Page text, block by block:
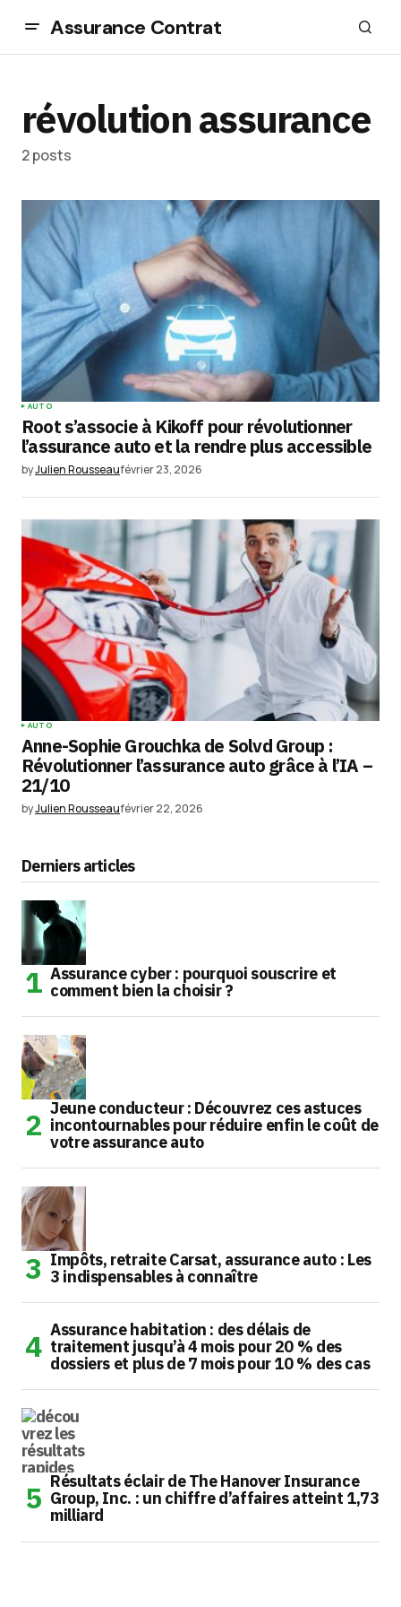
Assurance Contrat
révolution assurance
2 posts
AUTO
Root s’associe à Kikoff pour révolutionner
l’assurance auto et la rendre plus accessible
byJulien Rousseaufévrier 23, 2026
AUTO
Anne-Sophie Grouchka de Solvd Group :
Révolutionner l’assurance auto grâce à l’IA –
21/10
byJulien Rousseaufévrier 22, 2026
Derniers articles
Assurance cyber : pourquoi souscrire et
comment bien la choisir ?
Jeune conducteur : Découvrez ces astuces
incontournables pour réduire enfin le coût de
votre assurance auto
Impôts, retraite Carsat, assurance auto : Les
3 indispensables à connaître
Assurance habitation : des délais de
traitement jusqu’à 4 mois pour 20 % des
dossiers et plus de 7 mois pour 10 % des cas
Résultats éclair de The Hanover Insurance
Group, Inc. : un chiffre d’affaires atteint 1,73
milliard